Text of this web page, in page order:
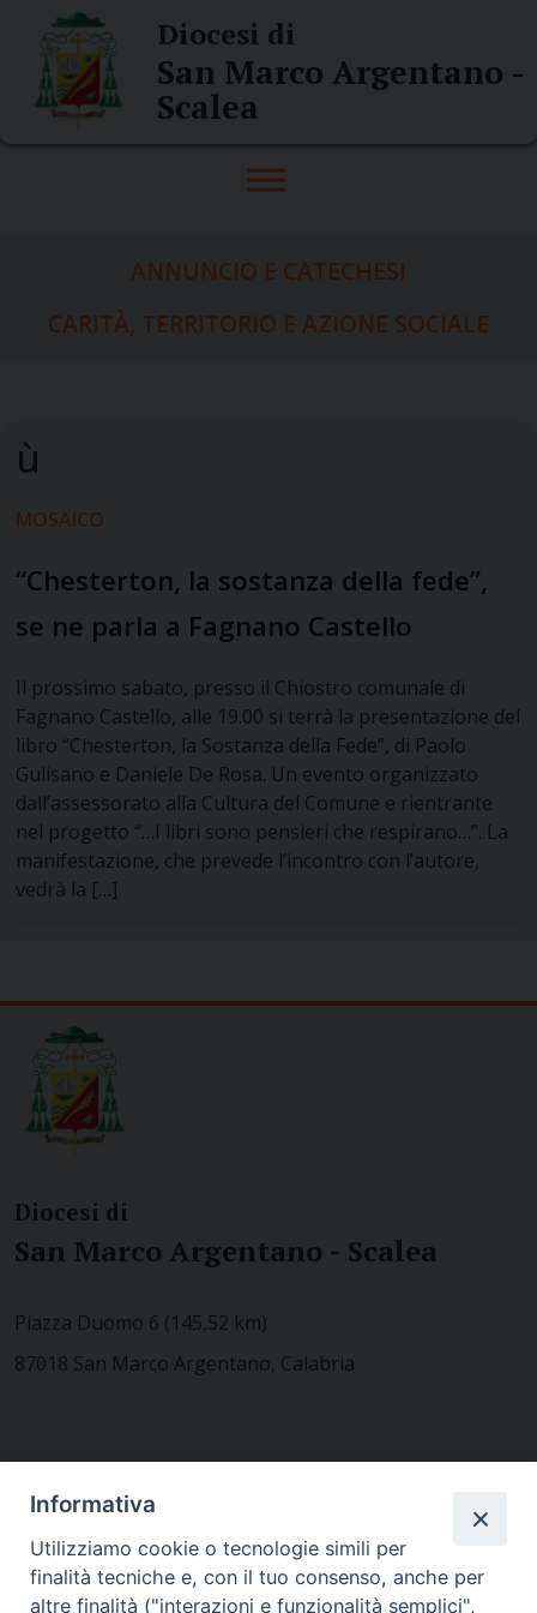
content
Diocesi di
San Marco Argentano -
Scalea
ANNUNCIO E CATECHESI
CARITÀ, TERRITORIO E AZIONE SOCIALE
MOSAICO
“Chesterton, la sostanza della fede”,
se ne parla a Fagnano Castello
Il prossimo sabato, presso il Chiostro comunale di
Fagnano Castello, alle 19.00 si terrà la presentazione del
libro “Chesterton, la Sostanza della Fede”, di Paolo
Gulisano e Daniele De Rosa. Un evento organizzato
dall’assessorato alla Cultura del Comune e rientrante
nel progetto “…I libri sono pensieri che respirano…”. La
manifestazione, che prevede l’incontro con l’autore,
vedrà la […]
Diocesi di
San Marco Argentano - Scalea
Piazza Duomo 6 (145,52 km)
87018 San Marco Argentano, Calabria
MODULISTICA
Informativa
Utilizziamo cookie o tecnologie simili per
finalità tecniche e, con il tuo consenso, anche per
altre finalità ("interazioni e funzionalità semplici",